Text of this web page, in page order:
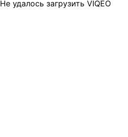
Не удалось загрузить VIQEO